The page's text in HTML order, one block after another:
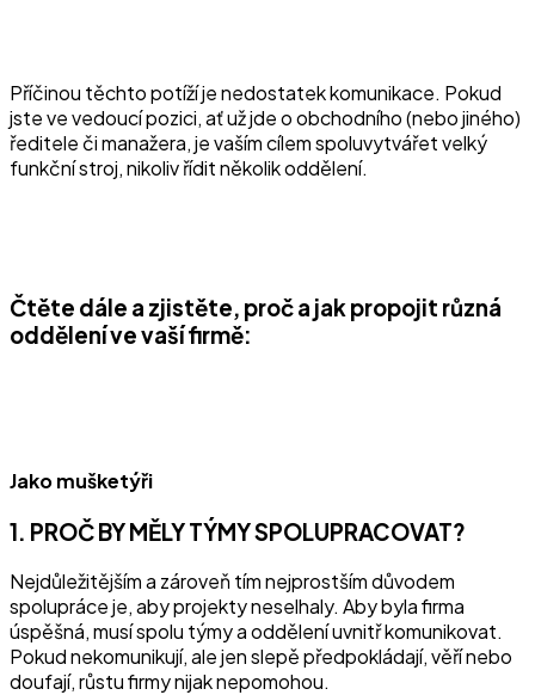
Příčinou těchto potíží je nedostatek komunikace. Pokud
jste ve vedoucí pozici, ať už jde o obchodního (nebo jiného)
ředitele či manažera, je vaším cílem spoluvytvářet velký
funkční stroj, nikoliv řídit několik oddělení.
Čtěte dále a zjistěte, proč a jak propojit různá
oddělení ve vaší firmě:
Jako mušketýři
1. PROČ BY MĚLY TÝMY SPOLUPRACOVAT?
Nejdůležitějším a zároveň tím nejprostším důvodem
spolupráce je, aby projekty neselhaly. Aby byla firma
úspěšná, musí spolu týmy a oddělení uvnitř komunikovat.
Pokud nekomunikují, ale jen slepě předpokládají, věří nebo
doufají, růstu firmy nijak nepomohou.